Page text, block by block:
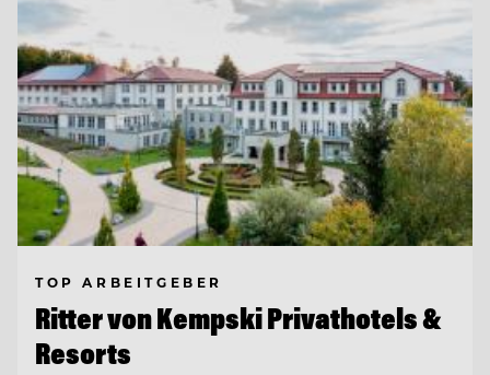
TOP ARBEITGEBER
Ritter von Kempski Privathotels &
Resorts